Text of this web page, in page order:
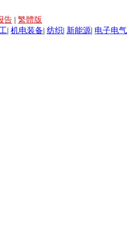
告 | 繁體版
| 机电装备| 纺织| 新能源| 电子电气